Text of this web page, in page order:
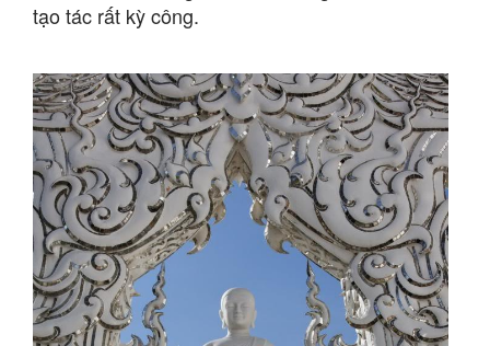
tạo tác rất kỳ công.